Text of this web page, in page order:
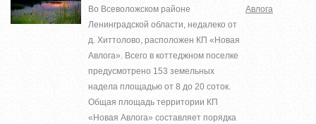
Во Всеволожском районе
Ленинградской области, недалеко от
д. Хиттолово, расположен КП «Новая
Авлога». Всего в коттеджном поселке
предусмотрено 153 земельных
надела площадью от 8 до 20 соток.
Общая площадь территории КП
«Новая Авлога» составляет порядка
Авлога